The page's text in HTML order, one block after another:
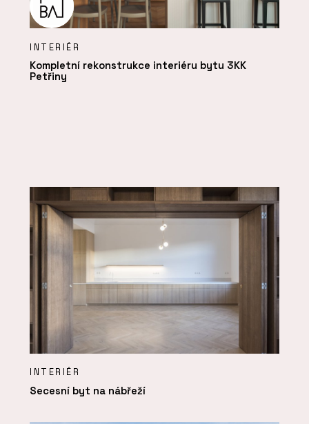
INTERIÉR
Kompletní rekonstrukce interiéru bytu 3KK
Petřiny
INTERIÉR
Secesní byt na nábřeží